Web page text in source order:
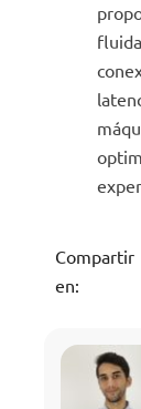
Compartir
en: